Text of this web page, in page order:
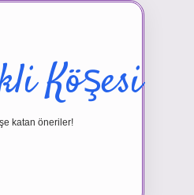
Köşesi
katan öneriler!